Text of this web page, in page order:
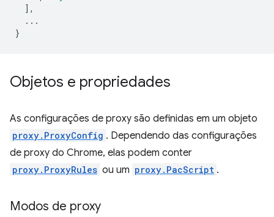
],
...
}
Objetos e propriedades
As configurações de proxy são definidas em um objeto
proxy.ProxyConfig . Dependendo das configurações
de proxy do Chrome, elas podem conter
proxy.ProxyRules ou um proxy.PacScript .
Modos de proxy